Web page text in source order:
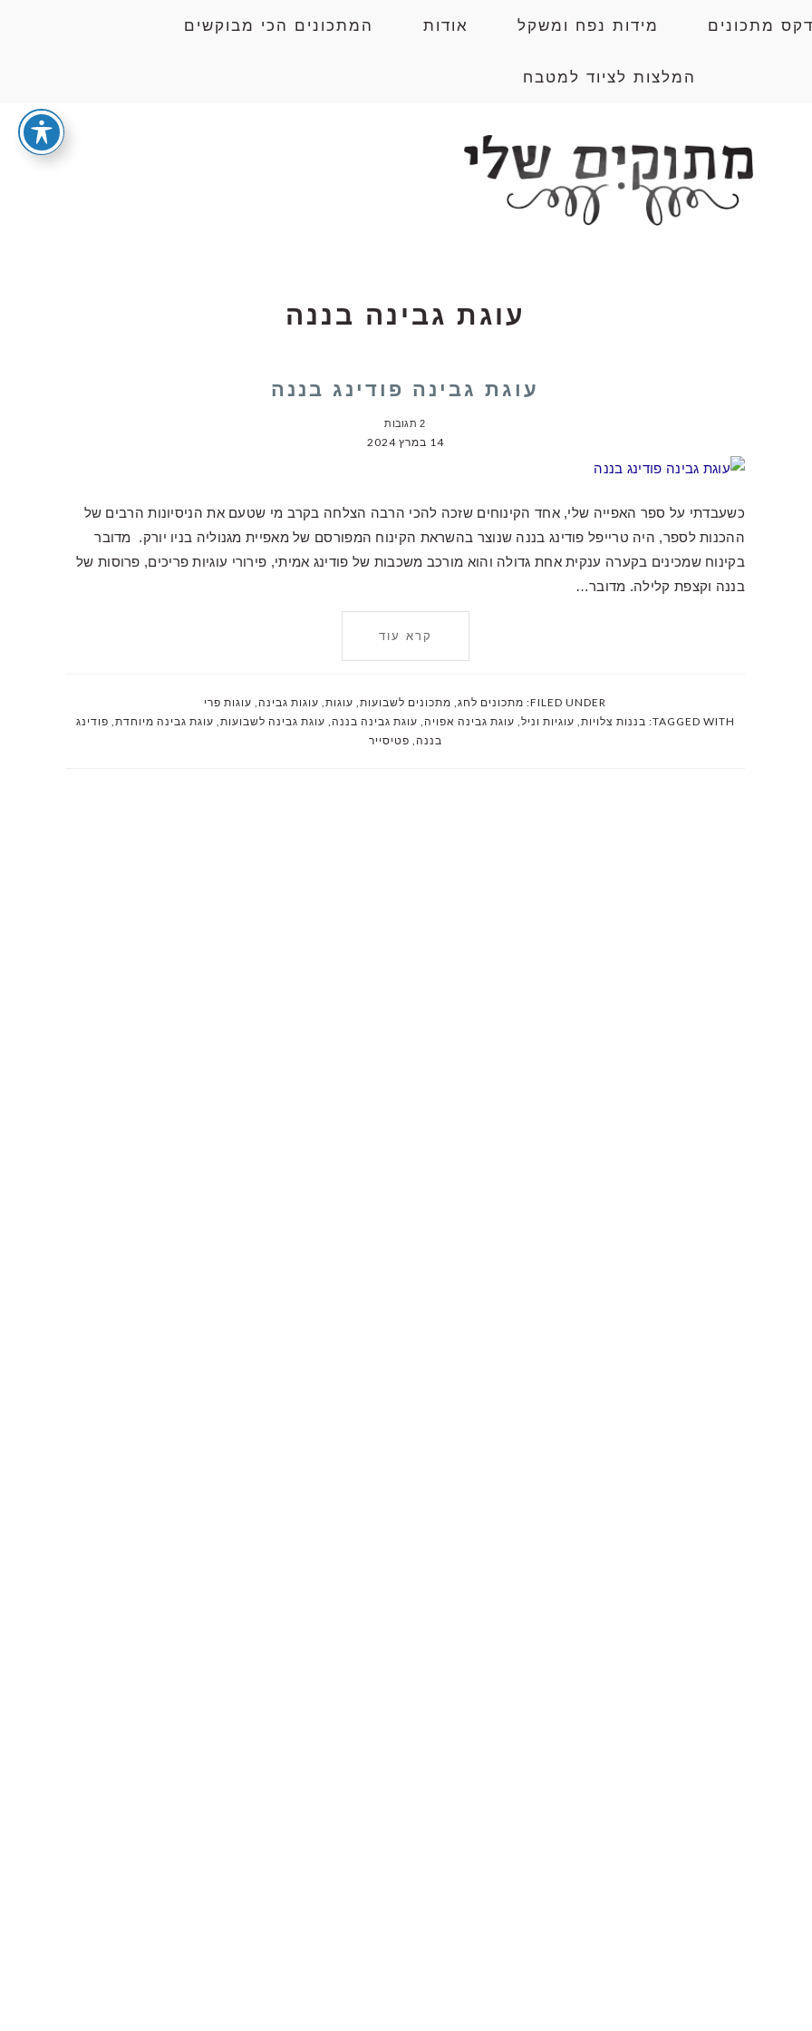
מתכונים מידות נפח ומשקל אודות המתכונים הכי מבוקשים
המלצות לציוד למטבח
עוגת גבינה בננה
עוגת גבינה פודינג בננה
2 תגובות
14 במרץ 2024
כשעבדתי על ספר האפייה שלי, אחד הקינוחים שזכה להכי הרבה הצלחה בקרב מי שטעם את הניסיונות הרבים של
ההכנות לספר, היה טרייפל פודינג בננה שנוצר בהשראת הקינוח המפורסם של מאפיית מגנוליה בניו יורק. מדובר
בקינוח שמכינים בקערה ענקית אחת גדולה והוא מורכב משכבות של פודינג אמיתי, פירורי עוגיות פריכים, פרוסות של
בננה וקצפת קלילה. מדובר…
קרא עוד
FILED UNDER: מתכונים לחג, מתכונים לשבועות, עוגות, עוגות גבינה, עוגות פרי
TAGGED WITH: בננות צלויות, עוגיות וניל, עוגת גבינה אפויה, עוגת גבינה בננה, עוגת גבינה לשבועות, עוגת גבינה מיוחדת, פודינג
בננה, פטיסייר